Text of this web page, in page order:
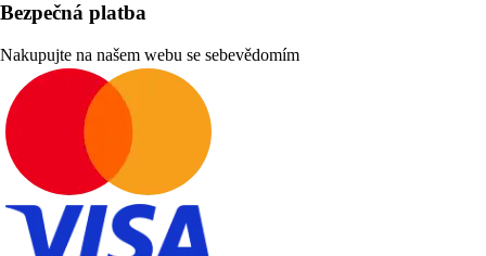
Bezpečná platba
Nakupujte na našem webu se sebevědomím